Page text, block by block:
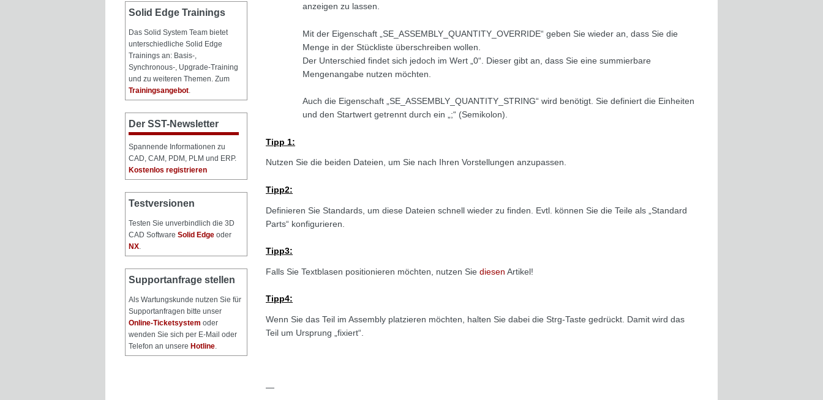
anzeigen zu lassen.
Mit der Eigenschaft „SE_ASSEMBLY_QUANTITY_OVERRIDE“ geben Sie wieder an, dass Sie die
Menge in der Stückliste überschreiben wollen.
Der Unterschied findet sich jedoch im Wert „0“. Dieser gibt an, dass Sie eine summierbare
Mengenangabe nutzen möchten.
Auch die Eigenschaft „SE_ASSEMBLY_QUANTITY_STRING“ wird benötigt. Sie definiert die Einheiten
und den Startwert getrennt durch ein „;“ (Semikolon).
Tipp 1:
Nutzen Sie die beiden Dateien, um Sie nach Ihren Vorstellungen anzupassen.
Tipp2:
Definieren Sie Standards, um diese Dateien schnell wieder zu finden. Evtl. können Sie die Teile als „Standard
Parts“ konfigurieren.
Tipp3:
Falls Sie Textblasen positionieren möchten, nutzen Sie diesen Artikel!
Tipp4:
Wenn Sie das Teil im Assembly platzieren möchten, halten Sie dabei die Strg-Taste gedrückt. Damit wird das
Teil um Ursprung „fixiert“.
—
Solid Edge Trainings
Das Solid System Team bietet
unterschiedliche Solid Edge
Trainings an: Basis-,
Synchronous-, Upgrade-Training
und zu weiteren Themen. Zum
Trainingsangebot
Der SST-Newsletter
Spannende Informationen zu
CAD, CAM, PDM, PLM und ERP.
Kostenlos registrieren
Testversionen
Testen Sie unverbindlich die 3D
CAD Software Solid Edge oder
NX
Supportanfrage stellen
Als Wartungskunde nutzen Sie für
Supportanfragen bitte unser
Online-Ticketsystem oder
wenden Sie sich per E-Mail oder
Telefon an unsere Hotline